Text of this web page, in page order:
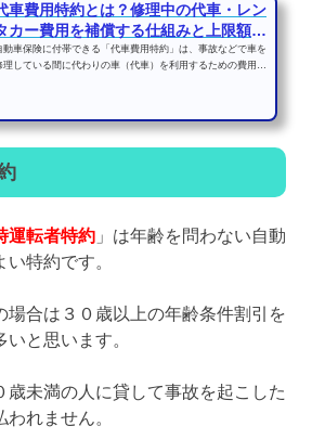
車費用特約とは？修理中の代車・レン
カー費用を補償する仕組みと上限額の
安
動車保険に付帯できる「代車費用特約」は、事故などで車を
理している間に代わりの車（代車）を利用するための費用を
運転者特約 」は年齢を問わない自動
特約です。
場合は３０歳以上の年齢条件割引を
と思います。
歳未満の人に貸して事故を起こした
れません。